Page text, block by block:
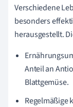
Verschiedene
besonders
herausgestellt.
Anteil an
Blattgemüse.
Regelmäßige